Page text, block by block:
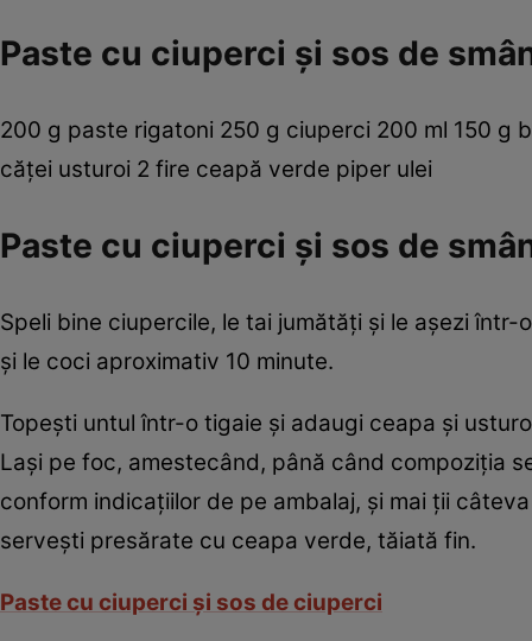
Paste cu ciuperci şi sos de
200 g paste rigatoni 250 g ciuperci 200 ml 150 g
căţei usturoi 2 fire ceapă verde piper ulei
Paste cu ciuperci şi sos de
Speli bine ciupercile, le tai jumătăţi şi le aşezi
şi le coci aproximativ 10 minute.
Topeşti untul într-o tigaie şi adaugi ceapa şi
Laşi pe foc, amestecând, până când compoziţia
conform indicaţiilor de pe ambalaj, şi mai ţii
serveşti presărate cu ceapa verde, tăiată fin.
Paste cu ciuperci şi sos de ciuperci